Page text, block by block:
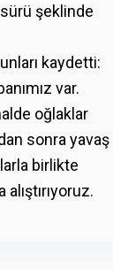
şeklinde
kaydetti:
var.
oğlaklar
sonra yavaş
birlikte